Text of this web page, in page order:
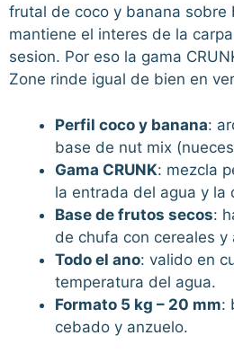
frutal de coco y banana sobre
mantiene el interes de la
sesion. Por eso la gama
Zone rinde igual de bien en
Perfil coco y banana:
base de nut mix
Gama CRUNK: mezcla
la entrada del agua y la
Base de frutos secos:
de chufa con cereales y
Todo el ano: valido en
temperatura del agua.
Formato 5 kg – 20 mm:
cebado y anzuelo.